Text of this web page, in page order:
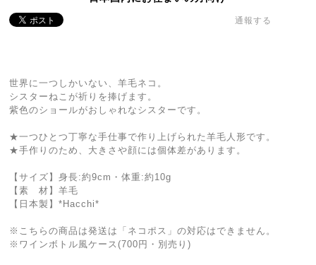
通報する
世界に一つしかいない、羊毛ネコ。
シスターねこが祈りを捧げます。
紫色のショールがおしゃれなシスターです。
★一つひとつ丁寧な手仕事で作り上げられた羊毛人形です。
★手作りのため、大きさや顔には個体差があります。
【サイズ】身長:約9cm・体重:約10g
【素 材】羊毛
【日本製】*Hacchi*
※こちらの商品は発送は「ネコポス」の対応はできません。
※ワインボトル風ケース(700円・別売り)